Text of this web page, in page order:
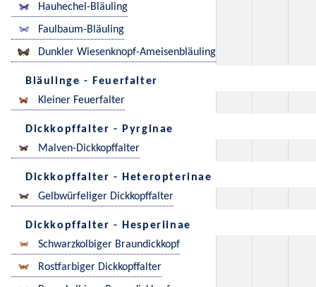
Hauhechel-Bläuling
Faulbaum-Bläuling
Dunkler Wiesenknopf-Ameisenbläuling
Bläulinge - Feuerfalter
Kleiner Feuerfalter
Dickkopffalter - Pyrginae
Malven-Dickkopffalter
Dickkopffalter - Heteropterinae
Gelbwürfeliger Dickkopffalter
Dickkopffalter - Hesperiinae
Schwarzkolbiger Braundickkopf
Rostfarbiger Dickkopffalter